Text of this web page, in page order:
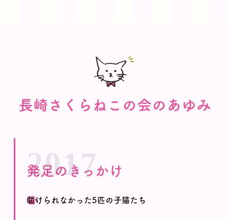
長崎さくらねこの会のあゆみ
2017
発足のきっかけ
助けられなかった5匹の子猫たち